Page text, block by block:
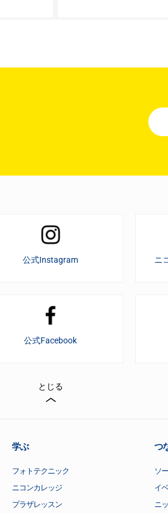
公式Instagram ニ
公式Facebook
とじる
学ぶ
フォトテクニック
ニコンカレッジ
プラザレッスン
つ
ソ
イ
ニ